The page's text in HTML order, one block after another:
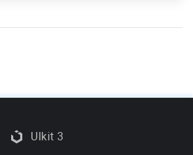
UIkit 3